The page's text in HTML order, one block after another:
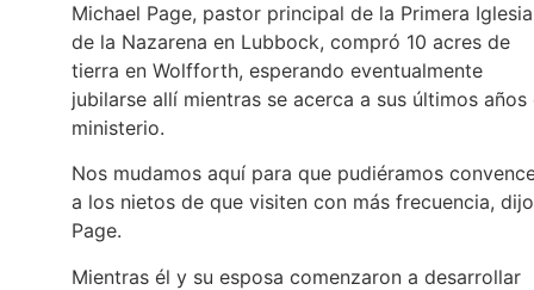
Michael Page, pastor principal de la Primera Iglesia
de la Nazarena en Lubbock, compró 10 acres de
tierra en Wolfforth, esperando eventualmente
jubilarse allí mientras se acerca a sus últimos años
ministerio.
Nos mudamos aquí para que pudiéramos
a los nietos de que visiten con más frecuencia, dijo
Page.
Mientras él y su esposa comenzaron a desarrollar